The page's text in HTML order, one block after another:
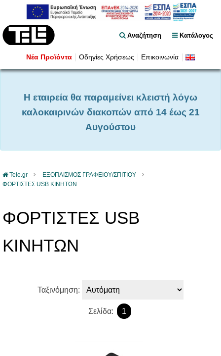
Κατάλογος
Αναζήτηση
Νέα Προϊόντα Οδηγίες Χρήσεως Επικοινωνία
Η εταιρεία θα παραμείνει κλειστή λόγω
καλοκαιρινών διακοπών από 14 έως 21
Αυγούστου
Tele.gr
ΕΞΟΠΛΙΣΜΟΣ ΓΡΑΦΕΙΟΥ/ΣΠΙΤΙΟΥ
ΦΟΡΤΙΣΤΕΣ USB KINHTΩΝ
ΦΟΡΤΙΣΤΕΣ USB
KINHTΩΝ
Ταξινόμηση:
Σελίδα: 1